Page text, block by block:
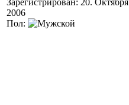
Зарегистрирован: 20. Октября
2006
Пол: